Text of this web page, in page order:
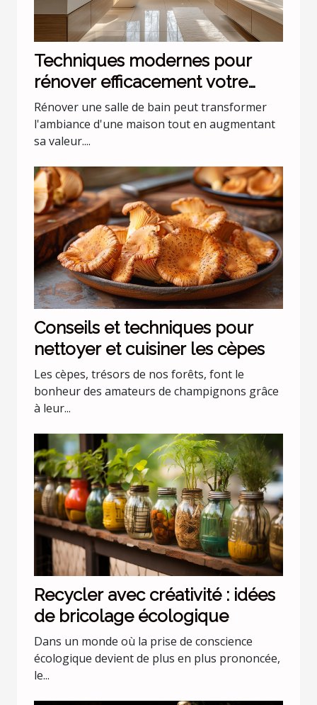
Techniques modernes pour
rénover efficacement votre
salle de bain
Rénover une salle de bain peut transformer
l'ambiance d'une maison tout en augmentant
sa valeur....
Conseils et techniques pour
nettoyer et cuisiner les cèpes
Les cèpes, trésors de nos forêts, font le
bonheur des amateurs de champignons grâce
à leur...
Recycler avec créativité : idées
de bricolage écologique
Dans un monde où la prise de conscience
écologique devient de plus en plus prononcée,
le...